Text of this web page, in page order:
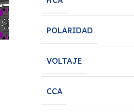
POLARIDAD
VOLTAJE
CCA